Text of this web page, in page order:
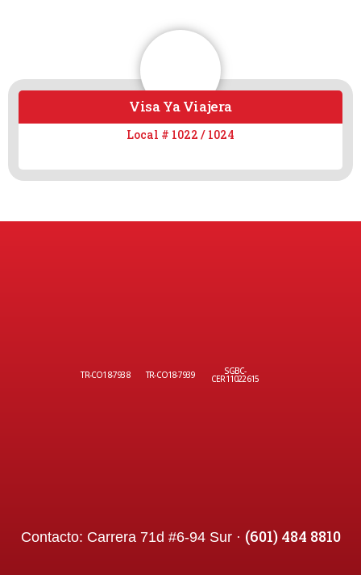
Visa Ya Viajera
Local # 1022 / 1024
TR-CO18-7938 TR-CO18-7939 SGBC-
CER11022615
Contacto: Carrera 71d #6-94 Sur · (601) 484 8810